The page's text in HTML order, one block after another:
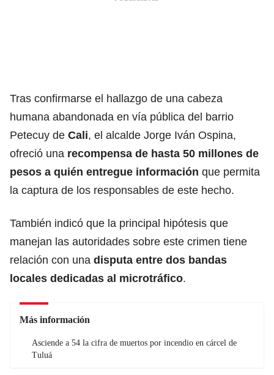
Tras confirmarse el hallazgo de una cabeza
humana abandonada en vía pública del barrio
Petecuy de Cali, el alcalde Jorge Iván Ospina,
ofreció una recompensa de hasta 50 millones de
pesos a quién entregue información que permita
la captura de los responsables de este hecho.
También indicó que la principal hipótesis que
manejan las autoridades sobre este crimen tiene
relación con una disputa entre dos bandas
locales dedicadas al microtráfico.
Más información
Asciende a 54 la cifra de muertos por incendio en cárcel de
Tuluá